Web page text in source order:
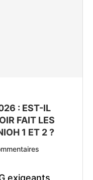
: EST-IL
FAIT LES
1 ET 2 ?